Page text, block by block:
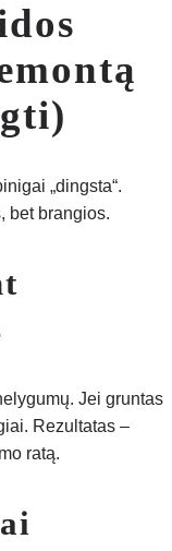
„dingsta“.
bet brangios.
Jei gruntas
Rezultatas –
ratą.